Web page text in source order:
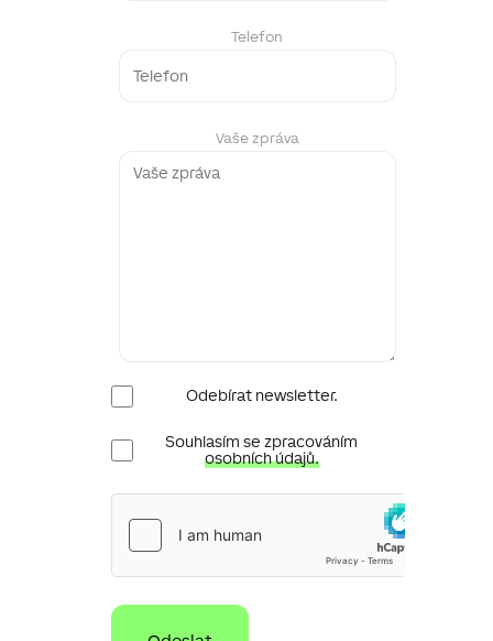
Telefon
Vaše zpráva
Newsletter
Odebírat newsletter.
Ochrana
osobních
údajů
Souhlasím se zpracováním
osobních údajů.
hCaptcha